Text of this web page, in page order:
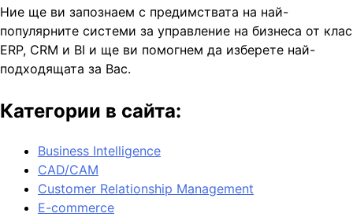
Ние ще ви запознаем с предимствата на най-
популярните системи за управление на бизнеса от клас
ERP, CRM и BI и ще ви помогнем да изберете най-
подходящата за Вас.
Категории в сайта:
Business Intelligence
CAD/CAM
Customer Relationship Management
E-commerce